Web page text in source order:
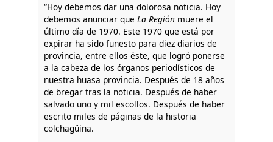
“Hoy debemos dar una dolorosa noticia. Hoy
debemos anunciar que La Regiónmuere el
último día de 1970. Este 1970 que está por
expirar ha sido funesto para diez diarios de
provincia, entre ellos éste, que logró ponerse
a la cabeza de los órganos periodísticos de
nuestra huasa provincia. Después de 18 años
de bregar tras la noticia. Después de haber
salvado uno y mil escollos. Después de haber
escrito miles de páginas de la historia
colchagüina.